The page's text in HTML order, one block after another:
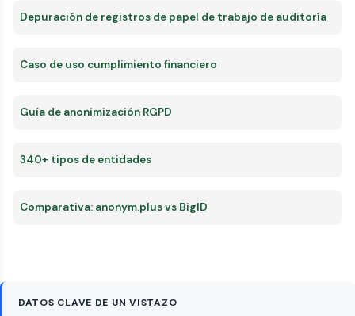
Depuración de registros de papel de trabajo de auditoría
Caso de uso cumplimiento financiero
Guía de anonimización RGPD
340+ tipos de entidades
Comparativa: anonym.plus vs BigID
DATOS CLAVE DE UN VISTAZO